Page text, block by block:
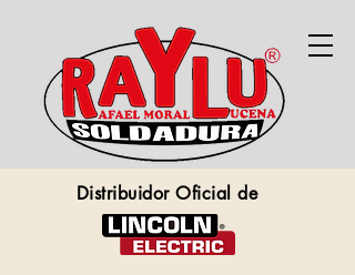
Distribuidor Oficial de